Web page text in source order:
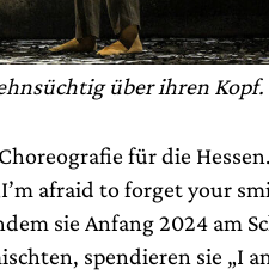
über ihren
für die
afraid to forget your
sie Anfang 2024 am
spendieren sie „I